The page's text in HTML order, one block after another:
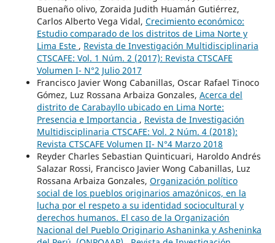
Buenaño olivo, Zoraida Judith Huamán Gutiérrez,
Carlos Alberto Vega Vidal, Crecimiento económico:
Estudio comparado de los distritos de Lima Norte y
Lima Este , Revista de Investigación Multidisciplinaria
CTSCAFE: Vol. 1 Núm. 2 (2017): Revista CTSCAFE
Volumen I- N°2 Julio 2017
Francisco Javier Wong Cabanillas, Oscar Rafael Tinoco
Gómez, Luz Rossana Arbaiza Gonzales, Acerca del
distrito de Carabayllo ubicado en Lima Norte:
Presencia e Importancia , Revista de Investigación
Multidisciplinaria CTSCAFE: Vol. 2 Núm. 4 (2018):
Revista CTSCAFE Volumen II- N°4 Marzo 2018
Reyder Charles Sebastian Quinticuari, Haroldo Andrés
Salazar Rossi, Francisco Javier Wong Cabanillas, Luz
Rossana Arbaiza Gonzales, Organización político
social de los pueblos originarios amazónicos, en la
lucha por el respeto a su identidad sociocultural y
derechos humanos. El caso de la Organización
Nacional del Pueblo Originario Ashaninka y Asheninka